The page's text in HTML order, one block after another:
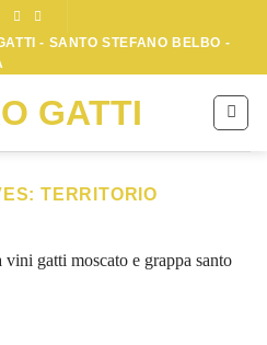
- SANTO STEFANO BELBO -
TERRITORIO